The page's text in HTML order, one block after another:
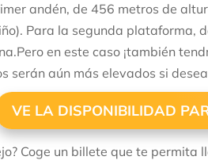
andén, de 456 metros de
Para la segunda plataforma,
en este caso ¡también
serán aún más elevados si
VE LA DISPONIBILIDAD
Coge un billete que te